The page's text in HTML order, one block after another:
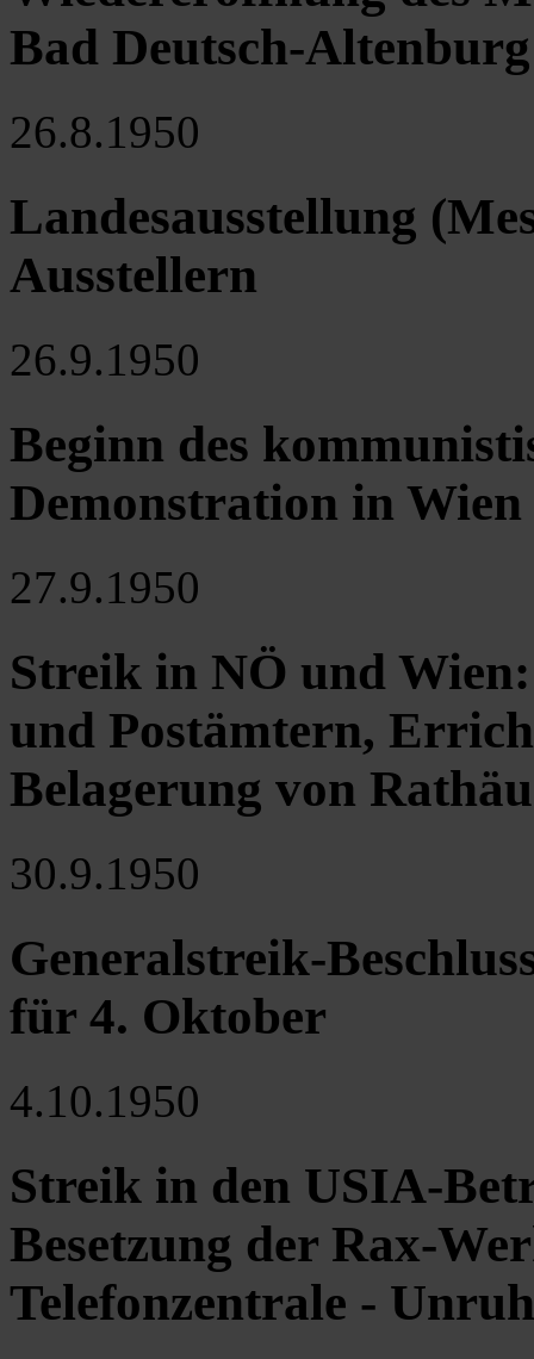
Bad Deutsch-Altenburg
26.8.1950
Landesausstellung
Ausstellern
26.9.1950
Beginn des
Demonstration in Wien
27.9.1950
Streik in NÖ und
und Postämtern,
Belagerung von
30.9.1950
Generalstreik-
für 4. Oktober
4.10.1950
Streik in den USIA-
Besetzung der Rax-
Telefonzentrale -